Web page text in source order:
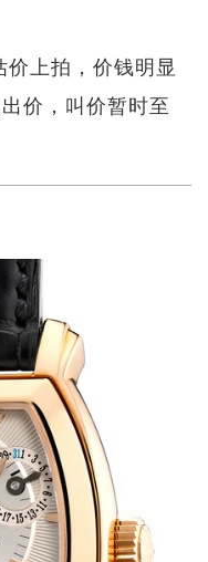
上拍，价钱明显
价，叫价暂时至